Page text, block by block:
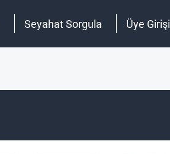
Seyahat Sorgula Üye Girişi